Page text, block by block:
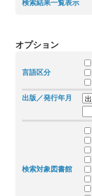
検索結果一覧表示
オプション
言語区分
出版／発行年月
検索対象図書館